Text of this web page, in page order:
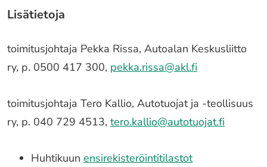
Lisätietoja
toimitusjohtaja Pekka Rissa, Autoalan Keskusliitto
ry, p. 0500 417 300, pekka.rissa@akl.fi
toimitusjohtaja Tero Kallio, Autotuojat ja -teollisuus
ry, p. 040 729 4513, tero.kallio@autotuojat.fi
Huhtikuun ensirekisteröintitilastot